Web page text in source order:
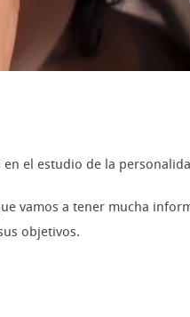
el estudio de la
vamos a tener mucha
objetivos.